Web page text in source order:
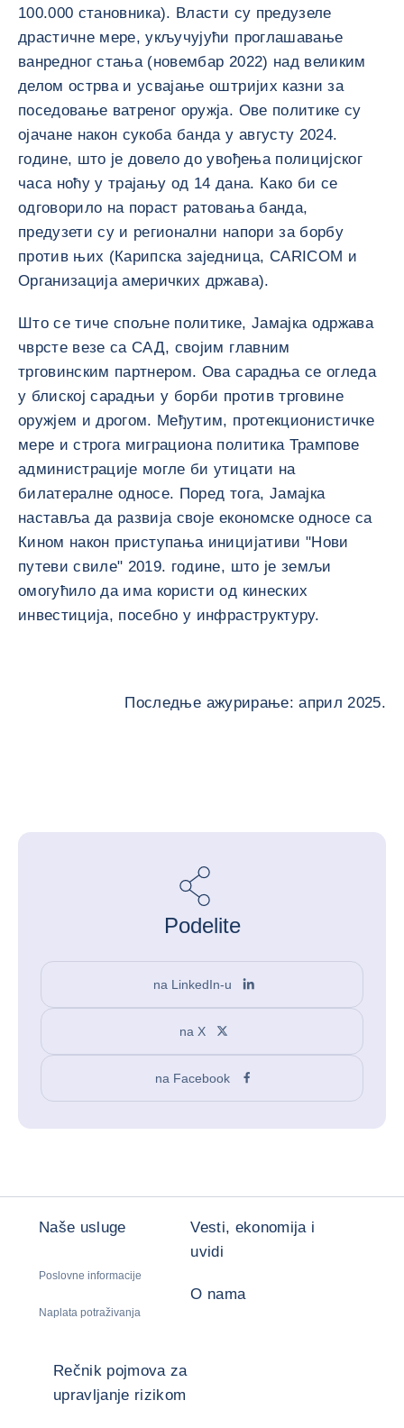
100.000 становника). Власти су предузеле
драстичне мере, укључујући проглашавање
ванредног стања (новембар 2022) над великим
делом острва и усвајање оштријих казни за
поседовање ватреног оружја. Ове политике су
ојачане након сукоба банда у августу 2024.
године, што је довело до увођења полицијског
часа ноћу у трајању од 14 дана. Како би се
одговорило на пораст ратовања банда,
предузети су и регионални напори за борбу
против њих (Карипска заједница, CARICOM и
Организација америчких држава).
Што се тиче спољне политике, Јамајка одржава
чврсте везе са САД, својим главним
трговинским партнером. Ова сарадња се огледа
у блиској сарадњи у борби против трговине
оружјем и дрогом. Међутим, протекционистичке
мере и строга миграциона политика Трампове
администрације могле би утицати на
билатералне односе. Поред тога, Јамајка
наставља да развија своје економске односе са
Кином након приступања иницијативи "Нови
путеви свиле" 2019. године, што је земљи
омогућило да има користи од кинеских
инвестиција, посебно у инфраструктуру.
Последње ажурирање: април 2025.
Podelite
na LinkedIn-u
na X
na Facebook
Naše usluge
Poslovne informacije
Naplata potraživanja
Vesti, ekonomija i
uvidi
O nama
Rečnik pojmova za
upravljanje rizikom